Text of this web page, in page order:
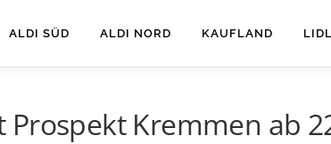
ALDI SÜD ALDI NORD KAUFLAND LIDL
Kremmen ab